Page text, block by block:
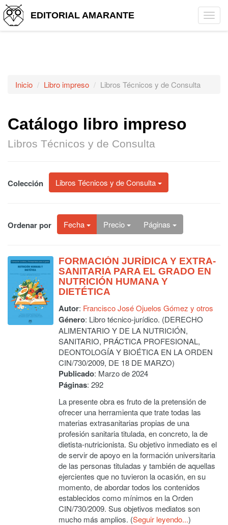
EDITORIAL AMARANTE
Inicio Libro impreso Libros Técnicos y de Consulta
Catálogo libro impreso
Libros Técnicos y de Consulta
Colección Libros Técnicos y de Consulta
Ordenar por Fecha Precio Páginas
FORMACIÓN JURÍDICA Y EXTRA-
SANITARIA PARA EL GRADO EN
NUTRICIÓN HUMANA Y
DIETÉTICA
Autor: Francisco José Ojuelos Gómez y otros
Género: Libro técnico-jurídico. (DERECHO
ALIMENTARIO Y DE LA NUTRICIÓN,
SANITARIO, PRÁCTICA PROFESIONAL,
DEONTOLOGÍA Y BIOÉTICA EN LA ORDEN
CIN/730/2009, DE 18 DE MARZO)
Publicado: Marzo de 2024
Páginas: 292
La presente obra es fruto de la pretensión de
ofrecer una herramienta que trate todas las
materias extrasanitarias propias de una
profesión sanitaria titulada, en concreto, la de
dietista-nutricionista. Su objetivo inmediato es el
de servir de apoyo en la formación universitaria
de las personas tituladas y también de aquellas
ejercientes que no tuvieron la ocasión, en su
momento, de abordar todos los contenidos
establecidos como mínimos en la Orden
CIN/730/2009. Sus objetivos mediatos son
mucho más amplios. (Seguir leyendo...)